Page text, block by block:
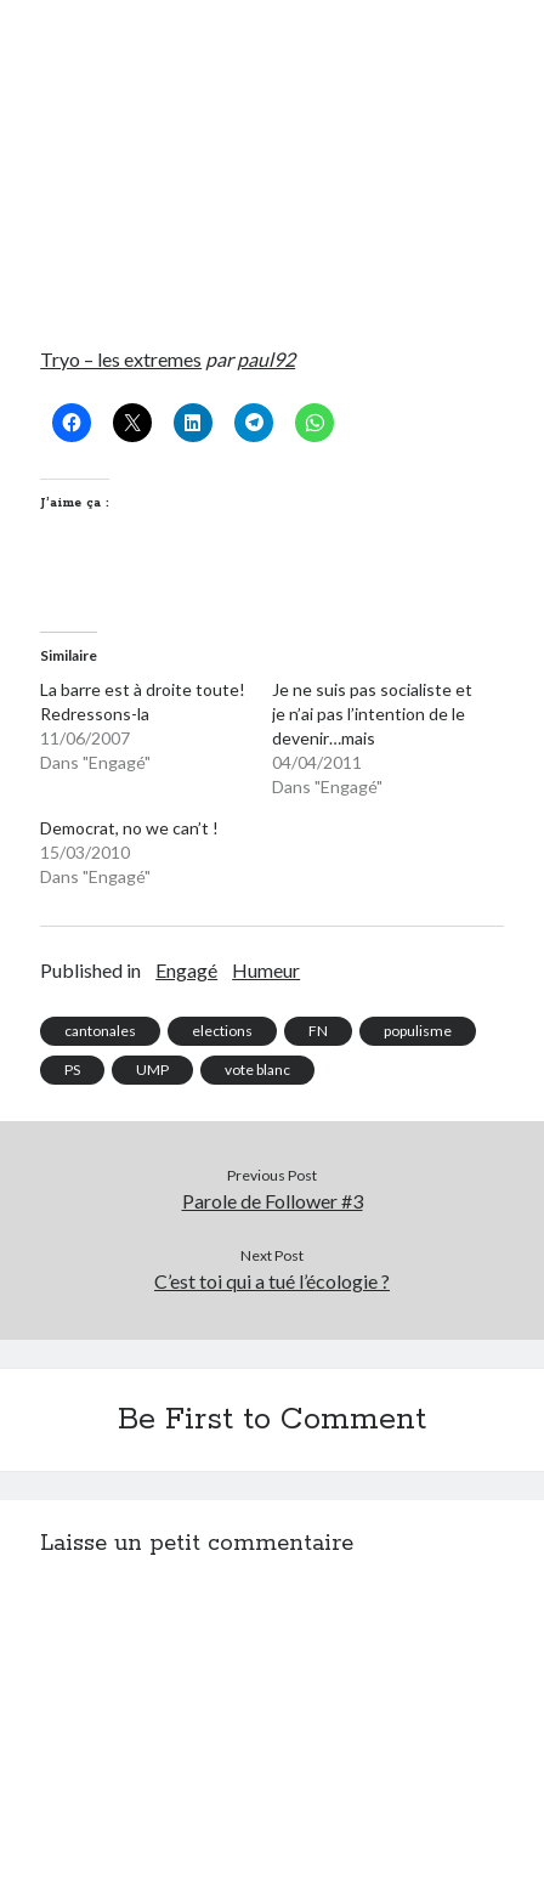
Sorties cuculturelles
Tavukoi
Vidéos
Tryo – les extremes parpaul92
J’aime ça :
Similaire
La barre est à droite toute!
Redressons-la
11/06/2007
Dans "Engagé"
Je ne suis pas socialiste et
je n’ai pas l’intention de le
devenir…mais
04/04/2011
Dans "Engagé"
Democrat, no we can’t !
15/03/2010
Dans "Engagé"
Published in Engagé Humeur
cantonales elections FN populisme
PS UMP vote blanc
Previous Post
Parole de Follower #3
Next Post
C’est toi qui a tué l’écologie ?
Be First to Comment
Laisse un petit commentaire